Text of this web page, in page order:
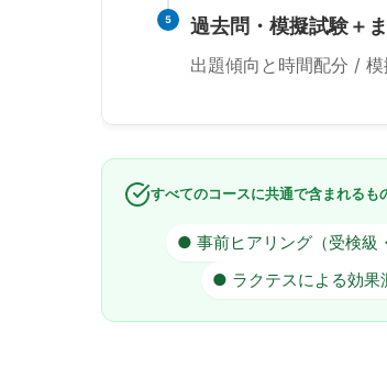
5 過去問・模擬試験＋
出題傾向と時間配分 /
すべてのコースに共通で含まれるも
● 事前ヒアリング（受検級
● ラクテスによる効果